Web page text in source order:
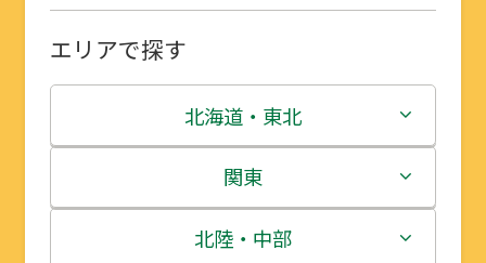
エリアで探す
北海道・東北
北海道
青森県
関東
茨城県
北陸・中部